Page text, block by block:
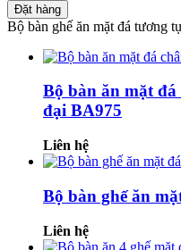
Đặt hàng
Bộ bàn ghế ăn mặt đá tương
Bộ bàn ăn mặt đá
đại BA975
Liên hệ
Bộ bàn ghế ăn
Liên hệ